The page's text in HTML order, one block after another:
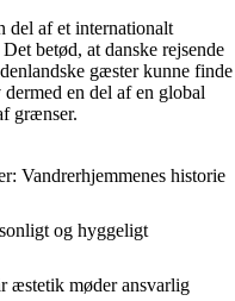
del af et internationalt
Det betød, at danske rejsende
gæster kunne finde
en del af en global
grænser.
Vandrerhjemmenes historie
og hyggeligt
æstetik møder ansvarlig